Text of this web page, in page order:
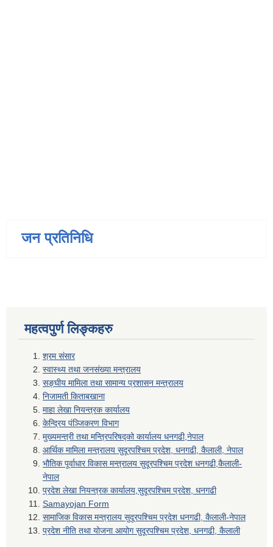
जन प्रतिनिधि
महत्वपुर्ण लिङ्कहरु
श्रम संसार
स्वास्थ्य तथा जनसंख्या मन्त्रालय
सङ्घीय मामिला तथा सामान्य प्रशासन मन्त्रालय
निजामती किताबखाना
माहा लेखा नियन्त्रक कार्यालय
केन्द्रिय पंञ्जिकरण विभाग
मुख्यमन्त्री तथा मन्त्रिपरिषद्को कार्यालय धनगढी,नेपाल
आर्थिक मामिला मन्त्रालय सुदूरपश्चिम प्रदेश, धनगढी, कैलाली, नेपाल
भौतिक पूर्वाधार विकास मन्त्रालय सुदूरपश्चिम प्रदेश धनगढी,कैलाली-
नेपाल
प्रदेश लेखा नियन्त्रक कार्यालय,सुदूरपश्चिम प्रदेश, धनगढी
Samayojan Form
सामाजिक विकास मन्त्रालय सुदूरपश्चिम प्रदेश धनगढी, कैलाली-नेपाल
प्रदेश नीति तथा योजना आयोग सुदूरपश्चिम प्रदेश, धनगढी, कैलाली